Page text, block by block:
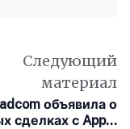
Следующий
материал
объявила о
сделках с Apple